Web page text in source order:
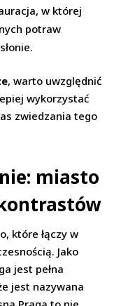
w której
potraw
, warto uwzględnić
wykorzystać
zwiedzania tego
miasto
które łączy w
Jako
jest pełna
jest nazywana